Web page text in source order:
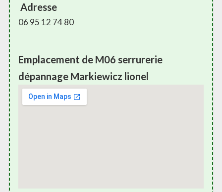
Adresse
06 95 12 74 80
Emplacement de M06 serrurerie
dépannage Markiewicz lionel